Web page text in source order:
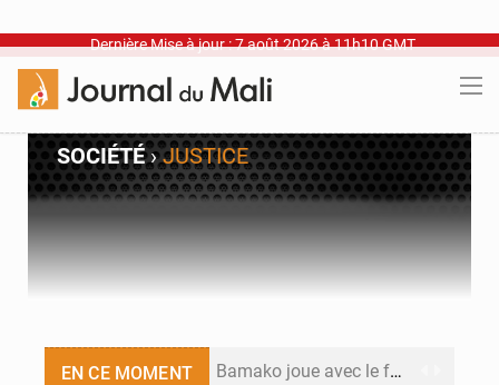
Dernière Mise à jour : 7 août 2026 à 11h10 GMT
SOCIÉTÉ›JUSTICE
EN CE MOMENT Bamako joue avec le feu